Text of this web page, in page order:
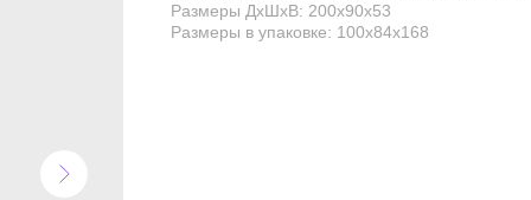
Размеры ДхШхВ: 200х90х53
Размеры в упаковке: 100х84х168